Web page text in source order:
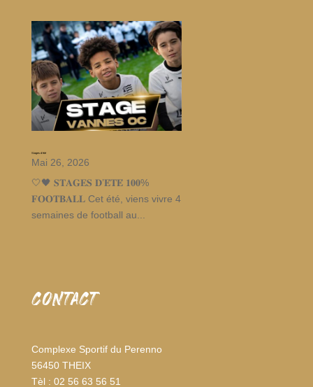
Stages d’été
Mai 26, 2026
🤍🖤 𝐒𝐓𝐀𝐆𝐄𝐒 𝐃’𝐄́𝐓𝐄́ 𝟏𝟎𝟎%
𝐅𝐎𝐎𝐓𝐁𝐀𝐋𝐋 Cet été, viens vivre 4
semaines de football au...
CONTACT
Complexe Sportif du Perenno
56450 THEIX
Tèl : 02 56 63 56 51